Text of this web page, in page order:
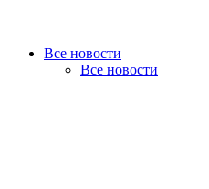
Все новости
Все новости